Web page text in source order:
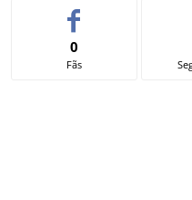
0
Fãs